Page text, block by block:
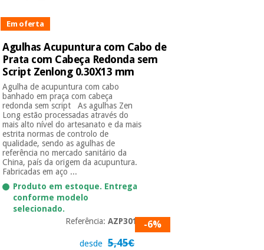
Em oferta
Agulhas Acupuntura com Cabo de
Prata com Cabeça Redonda sem
Script Zenlong 0.30X13 mm
Agulha de acupuntura com cabo
banhado em praça com cabeça
redonda sem script As agulhas Zen
Long estão processadas através do
mais alto nível do artesanato e da mais
estrita normas de controlo de
qualidade, sendo as agulhas de
referência no mercado sanitário da
China, país da origem da acupuntura.
Fabricadas em aço ...
Produto em estoque. Entrega
conforme modelo
selecionado.
Referência:AZP3013 -6%
desde 5,45€